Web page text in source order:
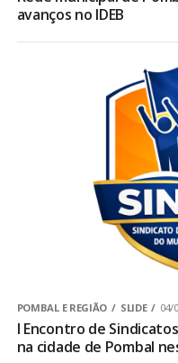
avanços no IDEB
POMBAL E REGIÃO SLIDE 04/
I Encontro de
na cidade de Pombal